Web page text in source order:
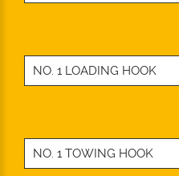
NO. 1 LOADING HOOK
NO. 1 TOWING HOOK